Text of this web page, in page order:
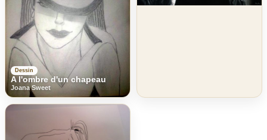
Dessin
A l'ombre d'un chapeau
Joana Sweet